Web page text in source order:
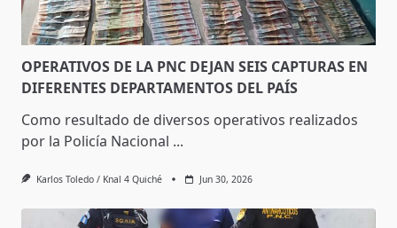
OPERATIVOS DE LA PNC DEJAN SEIS CAPTURAS EN
DIFERENTES DEPARTAMENTOS DEL PAÍS
Como resultado de diversos operativos realizados
por la Policía Nacional ...
Karlos Toledo / Knal 4 Quiché Jun 30, 2026